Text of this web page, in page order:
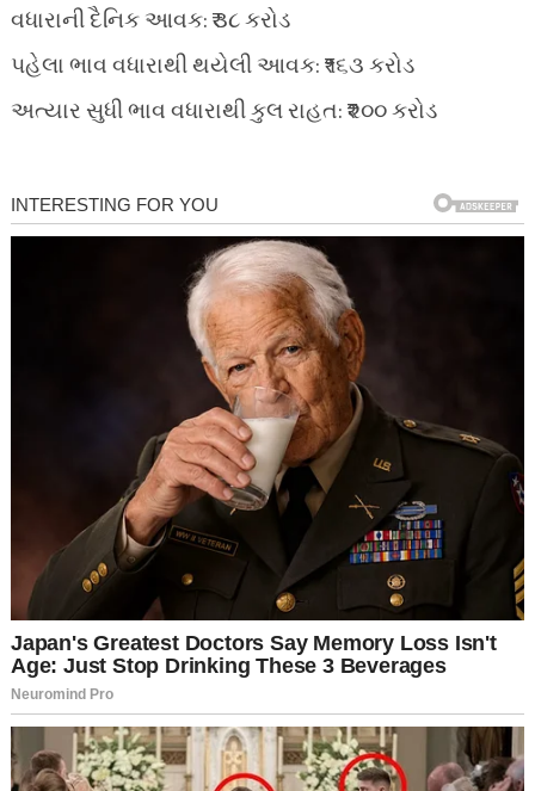
વધારાની દૈનિક આવક: ₹૩૮ કરોડ
પહેલા ભાવ વધારાથી થયેલી આવક: ₹૧૬૩ કરોડ
અત્યાર સુધી ભાવ વધારાથી કુલ રાહત: ₹૨૦૦ કરોડ